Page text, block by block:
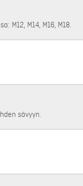
M12, M14, M16, M18.
sävyyn.